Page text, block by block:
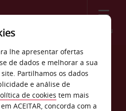
Menu
lhe apresentar ofertas
de dados e melhorar a sua
Partilhamos os dados
e análise de
de cookies tem mais
ACEITAR, concorda com a